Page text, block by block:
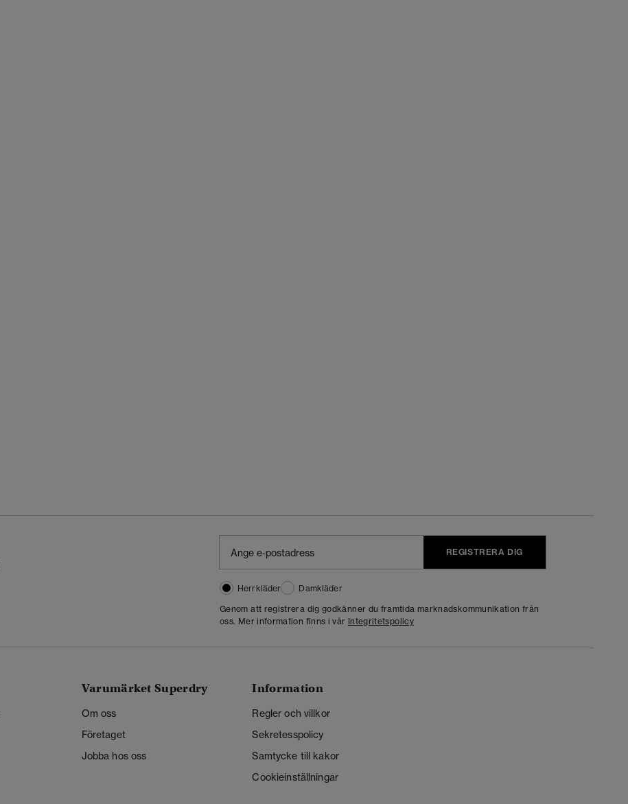
REGISTRERA DIG
Herrkläder
Damkläder
Genom att registrera dig godkänner du framtida marknadskommunikation från
oss. Mer information finns i vår Integritetspolicy
Varumärket Superdry
Om oss
Företaget
Jobba hos oss
Information
Regler och villkor
Sekretesspolicy
Samtycke till kakor
Cookieinställningar